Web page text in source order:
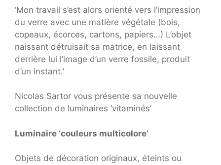
‘Mon travail s’est alors orienté vers l’impression
du verre avec une matière végétale (bois,
copeaux, écorces, cartons, papiers…) L’objet
naissant détruisait sa matrice, en laissant
derrière lui l’image d’un verre fossile, produit
d’un instant.’
Nicolas Sartor vous présente sa nouvelle
collection de luminaires ‘vitaminés’
Luminaire ‘couleurs multicolore’
Objets de décoration originaux, éteints ou